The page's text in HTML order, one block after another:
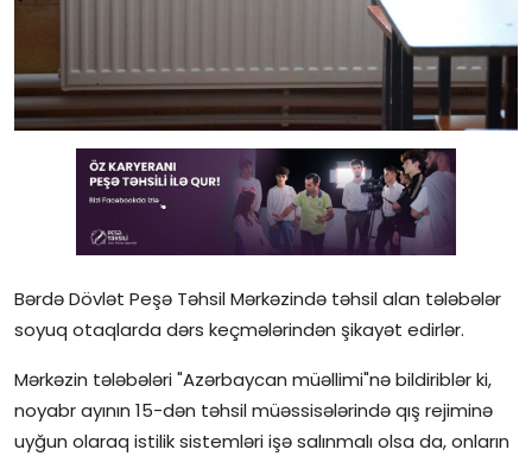
Müsahibə
Elm və innovasiya
Reportaj
Pedaqogika
Qəzetin PDF arxivi
Bərdə Dövlət Peşə Təhsil Mərkəzində təhsil alan tələbələr
soyuq otaqlarda dərs keçmələrindən şikayət edirlər.
Mərkəzin tələbələri "Azərbaycan müəllimi"nə bildiriblər ki,
noyabr ayının 15-dən təhsil müəssisələrində qış rejiminə
uyğun olaraq istilik sistemləri işə salınmalı olsa da, onların